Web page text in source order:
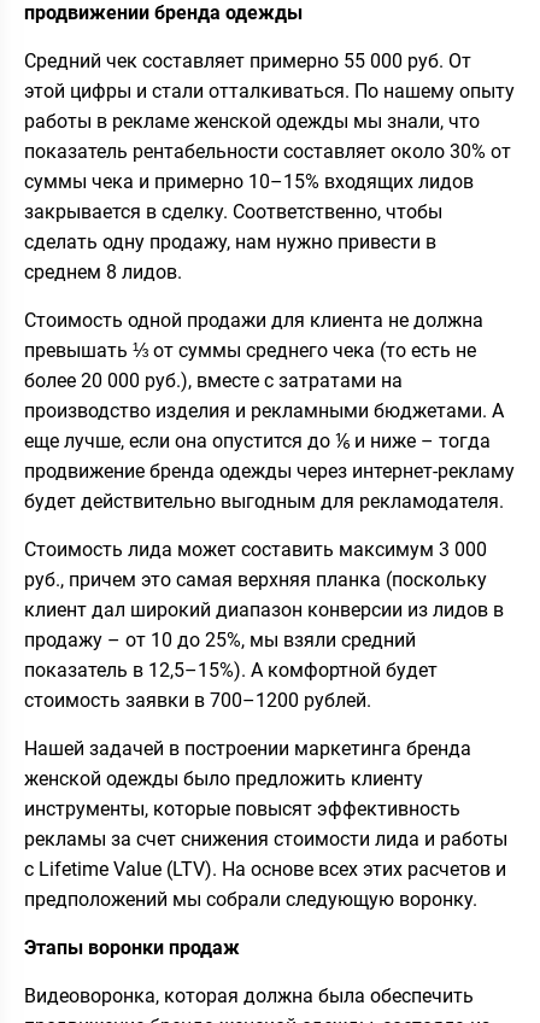
продвижении бренда одежды
Средний чек составляет примерно 55 000 руб. От
этой цифры и стали отталкиваться. По нашему опыту
работы в рекламе женской одежды мы знали, что
показатель рентабельности составляет около 30% от
суммы чека и примерно 10–15% входящих лидов
закрывается в сделку. Соответственно, чтобы
сделать одну продажу, нам нужно привести в
среднем 8 лидов.
Стоимость одной продажи для клиента не должна
превышать ⅓ от суммы среднего чека (то есть не
более 20 000 руб.), вместе с затратами на
производство изделия и рекламными бюджетами. А
еще лучше, если она опустится до ⅙ и ниже – тогда
продвижение бренда одежды через интернет-рекламу
будет действительно выгодным для рекламодателя.
Стоимость лида может составить максимум 3 000
руб., причем это самая верхняя планка (поскольку
клиент дал широкий диапазон конверсии из лидов в
продажу – от 10 до 25%, мы взяли средний
показатель в 12,5–15%). А комфортной будет
стоимость заявки в 700–1200 рублей.
Нашей задачей в построении маркетинга бренда
женской одежды было предложить клиенту
инструменты, которые повысят эффективность
рекламы за счет снижения стоимости лида и работы
с Lifetime Value (LTV). На основе всех этих расчетов и
предположений мы собрали следующую воронку.
Этапы воронки продаж
Видеоворонка, которая должна была обеспечить